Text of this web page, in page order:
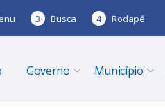
3 Busca 4 Rodapé
Governo Município